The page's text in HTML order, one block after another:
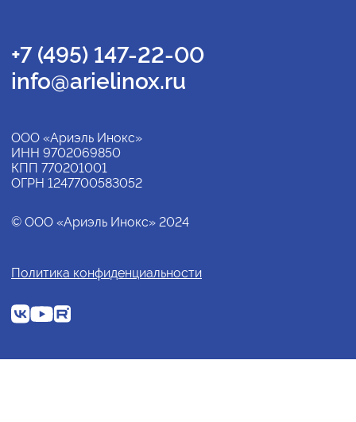
+7 (495) 147-22-00
info@arielinox.ru
ООО «Ариэль Инокс»
ИНН 9702069850
КПП 770201001
ОГРН 1247700583052
© ООО «Ариэль Инокс» 2024
Политика конфиденциальности